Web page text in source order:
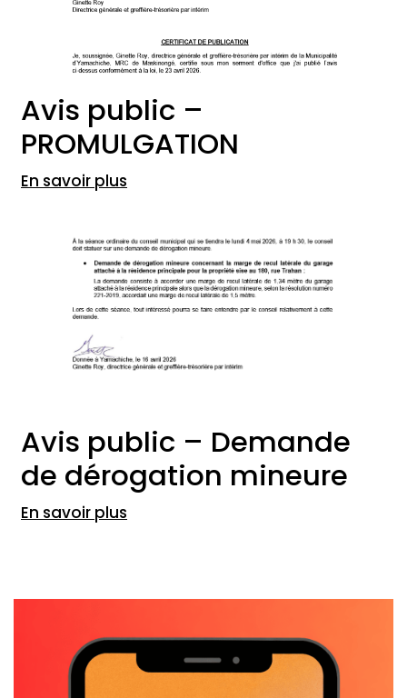
Avis public –
PROMULGATION
En savoir plus
Avis public – Demande
de dérogation mineure
En savoir plus